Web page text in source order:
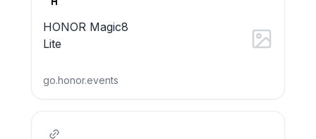
HONOR Magic8
Lite
go.honor.events